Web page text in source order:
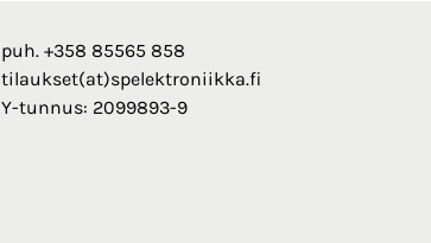
puh. +358 85565 858
tilaukset(at)spelektroniikka.fi
Y-tunnus: 2099893-9